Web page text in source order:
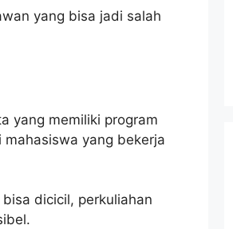
yang bisa jadi salah
yang memiliki program
yang bekerja
dicicil, perkuliahan